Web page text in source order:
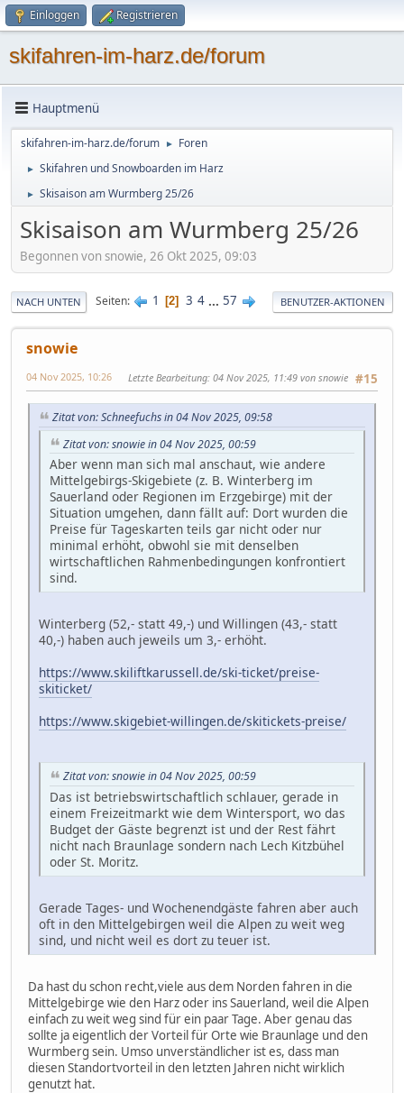
Einloggen Registrieren
skifahren-im-harz.de/forum
Hauptmenü
skifahren-im-harz.de/forum ► Foren
► Skifahren und Snowboarden im Harz
► Skisaison am Wurmberg 25/26
Skisaison am Wurmberg 25/26
Begonnen von snowie, 26 Okt 2025, 09:03
NACH UNTEN Seiten 1 2 3 4 ... 57 BENUTZER-AKTIONEN
snowie
#15
04 Nov 2025, 10:26 Letzte Bearbeitung: 04 Nov 2025, 11:49 von snowie
Zitat von: Schneefuchs in 04 Nov 2025, 09:58
Zitat von: snowie in 04 Nov 2025, 00:59
Aber wenn man sich mal anschaut, wie andere
Mittelgebirgs-Skigebiete (z. B. Winterberg im
Sauerland oder Regionen im Erzgebirge) mit der
Situation umgehen, dann fällt auf: Dort wurden die
Preise für Tageskarten teils gar nicht oder nur
minimal erhöht, obwohl sie mit denselben
wirtschaftlichen Rahmenbedingungen konfrontiert
sind.
Winterberg (52,- statt 49,-) und Willingen (43,- statt
40,-) haben auch jeweils um 3,- erhöht.
https://www.skiliftkarussell.de/ski-ticket/preise-
skiticket/
https://www.skigebiet-willingen.de/skitickets-preise/
Zitat von: snowie in 04 Nov 2025, 00:59
Das ist betriebswirtschaftlich schlauer, gerade in
einem Freizeitmarkt wie dem Wintersport, wo das
Budget der Gäste begrenzt ist und der Rest fährt
nicht nach Braunlage sondern nach Lech Kitzbühel
oder St. Moritz.
Gerade Tages- und Wochenendgäste fahren aber auch
oft in den Mittelgebirgen weil die Alpen zu weit weg
sind, und nicht weil es dort zu teuer ist.
Da hast du schon recht,viele aus dem Norden fahren in die
Mittelgebirge wie den Harz oder ins Sauerland, weil die Alpen
einfach zu weit weg sind für ein paar Tage. Aber genau das
sollte ja eigentlich der Vorteil für Orte wie Braunlage und den
Wurmberg sein. Umso unverständlicher ist es, dass man
diesen Standortvorteil in den letzten Jahren nicht wirklich
genutzt hat.